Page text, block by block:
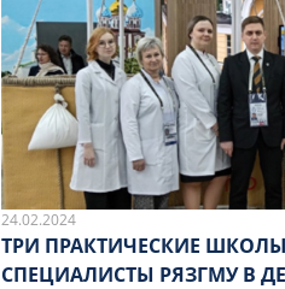
24.02.2024
ТРИ ПРАКТИЧЕСКИЕ
СПЕЦИАЛИСТЫ РЯЗГМУ В